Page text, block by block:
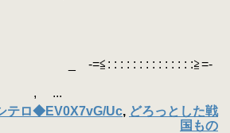
: : : : : : : : : :≧=-
テロ◆EV0X7vG/Uc, どろっとした戦
国もの